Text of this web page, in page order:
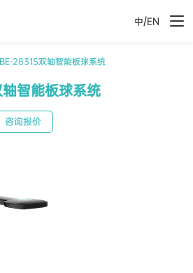
中/EN
2831S双轴智能板球系统
智能板球系统
咨询报价